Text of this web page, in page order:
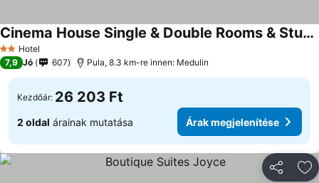
2 Kategória
Hotel
Cinema House Single & Double Rooms & Studio Apartments
7,9 Jó 607 Pula, 8.3 km-re innen: Medulin
Kezdőár: 26 203 Ft
2 oldal árainak mutatása Árak megjelenítése